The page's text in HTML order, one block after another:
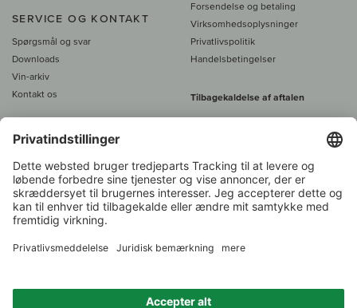
SERVICE OG KONTAKT
Spørgsmål og svar
Downloads
Vin-arkiv
Kontakt os
Forsendelse og betaling
Virksomhedsoplysninger
Privatlivspolitik
Handelsbetingelser
Tilbagekaldelse af aftalen
Alle priser er inkl. moms, plus 39
450 DKK gratis fragt
Kundeservice:
1.000 vinavlere –
Vinhandler